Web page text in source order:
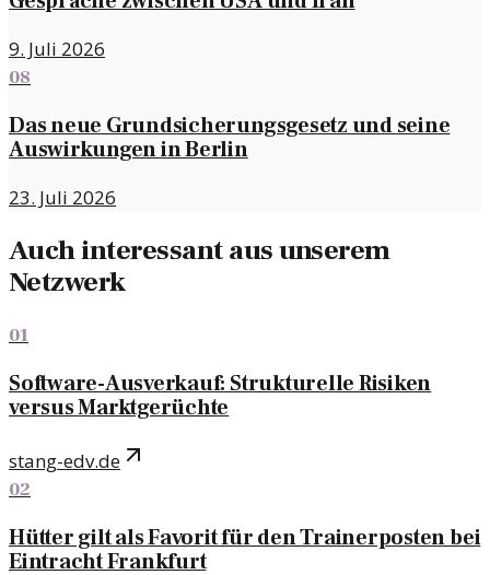
9. Juli 2026
08
Das neue Grundsicherungsgesetz und seine
Auswirkungen in Berlin
23. Juli 2026
Auch interessant aus unserem
Netzwerk
01
Software-Ausverkauf: Strukturelle Risiken
versus Marktgerüchte
stang-edv.de
02
Hütter gilt als Favorit für den Trainerposten bei
Eintracht Frankfurt